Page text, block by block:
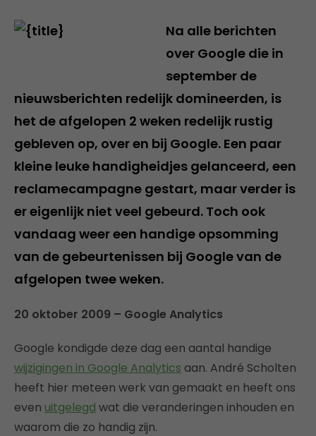
Na alle berichten
over Google die in
september de
nieuwsberichten redelijk domineerden, is
het de afgelopen 2 weken redelijk rustig
gebleven op, over en bij Google. Een paar
kleine leuke handigheidjes gelanceerd, een
reclamecampagne gestart, maar verder is
er eigenlijk niet veel gebeurd. Toch ook
vandaag weer een handige opsomming
van de gebeurtenissen bij Google van de
afgelopen twee weken.
20 oktober 2009 – Google Analytics
Google kondigde deze dag een aantal handige
wijzigingen in Google Analytics aan. André Scholten
heeft hier meteen werk van gemaakt en heeft ons
even uitgelegd wat die veranderingen inhouden en
waarom die zo handig zijn.